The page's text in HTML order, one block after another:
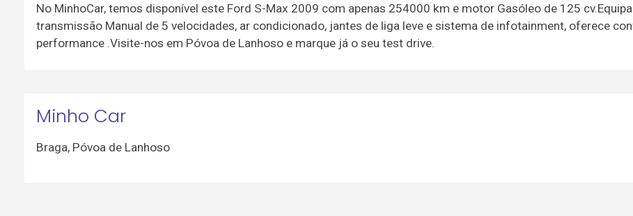
No MinhoCar, temos disponível este Ford S-Max 2009 com apenas 254000 km e motor Gasóleo de 125
transmissão Manual de 5 velocidades, ar condicionado, jantes de liga leve e sistema de infotainment, oferece
performance .Visite-nos em Póvoa de Lanhoso e marque já o seu test drive.
Minho Car
Braga, Póvoa de Lanhoso